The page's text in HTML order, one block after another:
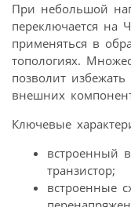
При небольшой
переключается
применяться в
топологиях.
позволит
внешних
Ключевые
встроенный
транзистор;
встроенные